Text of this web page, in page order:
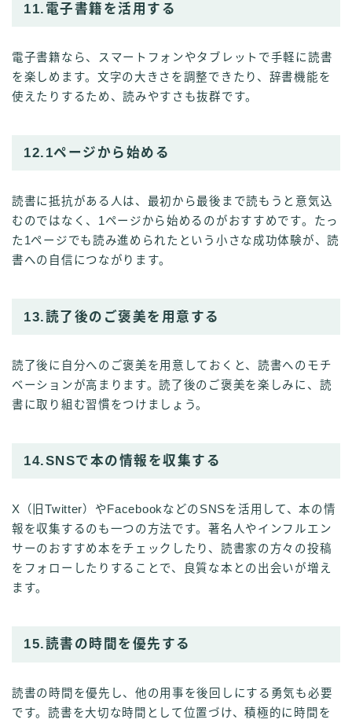
11.電子書籍を活用する
電子書籍なら、スマートフォンやタブレットで手軽に読書
を楽しめます。文字の大きさを調整できたり、辞書機能を
使えたりするため、読みやすさも抜群です。
12.1ページから始める
読書に抵抗がある人は、最初から最後まで読もうと意気込
むのではなく、1ページから始めるのがおすすめです。たっ
た1ページでも読み進められたという小さな成功体験が、読
書への自信につながります。
13.読了後のご褒美を用意する
読了後に自分へのご褒美を用意しておくと、読書へのモチ
ベーションが高まります。読了後のご褒美を楽しみに、読
書に取り組む習慣をつけましょう。
14.SNSで本の情報を収集する
X（旧Twitter）やFacebookなどのSNSを活用して、本の情
報を収集するのも一つの方法です。著名人やインフルエン
サーのおすすめ本をチェックしたり、読書家の方々の投稿
をフォローしたりすることで、良質な本との出会いが増え
ます。
15.読書の時間を優先する
読書の時間を優先し、他の用事を後回しにする勇気も必要
です。読書を大切な時間として位置づけ、積極的に時間を